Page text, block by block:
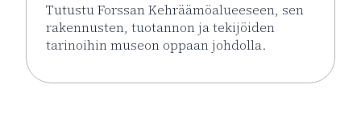
Tutustu Forssan Kehräämöalueeseen, sen
rakennusten, tuotannon ja tekijöiden
tarinoihin museon oppaan johdolla.
Lue lisää tapahtumasta Opastetut